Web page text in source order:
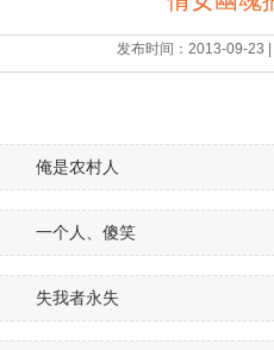
发布时间：2013-09-23
俺是农村人ゞ
一个人、傻笑
失我者永失